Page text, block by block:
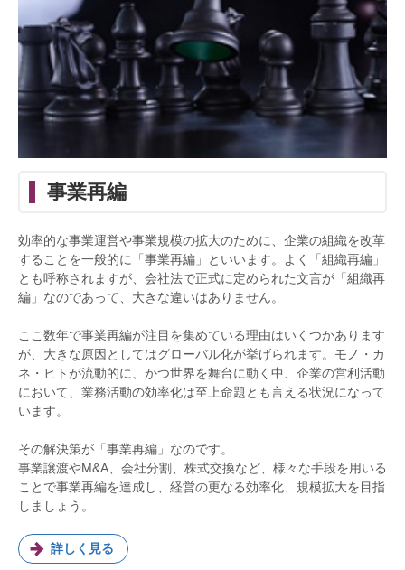
事業再編
効率的な事業運営や事業規模の拡大のために、企業の組織を改革
することを一般的に「事業再編」といいます。よく「組織再編」
とも呼称されますが、会社法で正式に定められた文言が「組織再
編」なのであって、大きな違いはありません。
ここ数年で事業再編が注目を集めている理由はいくつかあります
が、大きな原因としてはグローバル化が挙げられます。モノ・カ
ネ・ヒトが流動的に、かつ世界を舞台に動く中、企業の営利活動
において、業務活動の効率化は至上命題とも言える状況になって
います。
その解決策が「事業再編」なのです。
事業譲渡やM&A、会社分割、株式交換など、様々な手段を用いる
ことで事業再編を達成し、経営の更なる効率化、規模拡大を目指
しましょう。
詳しく見る